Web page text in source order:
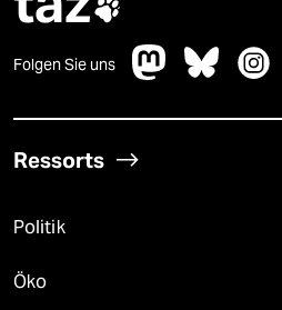

Folgen Sie uns
Ressorts
Politik
Öko